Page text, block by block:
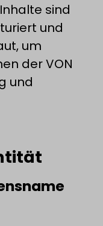
sind
und
um
der VON
und